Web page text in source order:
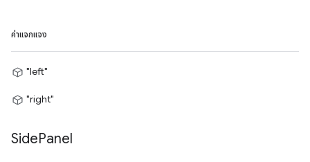
ค่าแจกแจง
"left"
"right"
SidePanel